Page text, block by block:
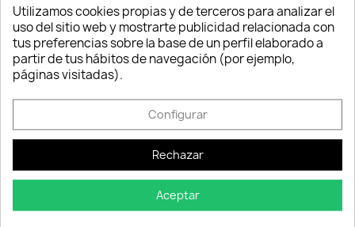
 AÑADIR AL CARRITO favorite_border
Producto en stock.
Descripción Detalles del producto
de macetas en miniatura con luz led. Pequeñas
piezas de diseño, vanguardistas, diferentes,
frescas e innovadoras. Durante el día, una
Utilizamos cookies propias y de terceros para analizar el
uso del sitio web y mostrarte publicidad relacionada con
tus preferencias sobre la base de un perfil elaborado a
partir de tus hábitos de navegación (por ejemplo,
páginas visitadas).
Configurar
Rechazar
Aceptar
Consentimiento de cookies